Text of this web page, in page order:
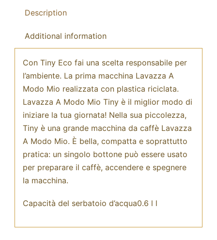
Description
Additional information
Con Tiny Eco fai una scelta responsabile per
l’ambiente. La prima macchina Lavazza A
Modo Mio realizzata con plastica riciclata.
Lavazza A Modo Mio Tiny è il miglior modo di
iniziare la tua giornata! Nella sua piccolezza,
Tiny è una grande macchina da caffè Lavazza
A Modo Mio. È bella, compatta e soprattutto
pratica: un singolo bottone può essere usato
per preparare il caffè, accendere e spegnere
la macchina.
Capacità del serbatoio d’acqua0.6 l l